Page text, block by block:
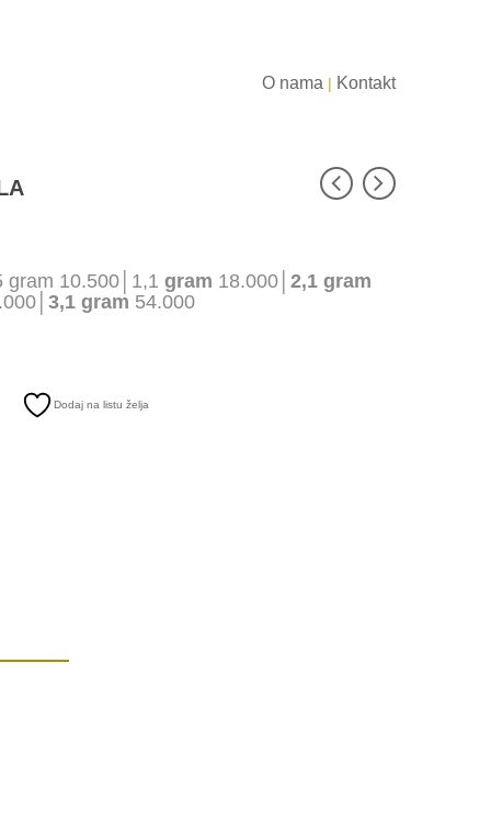
O nama | Kontakt
gram 10.500│1,1 gram 18.000│2,1 gram
3,1 gram 54.000
Dodaj na listu želja